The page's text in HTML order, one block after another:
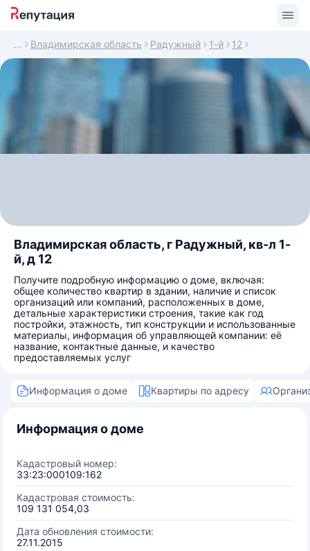
Владимирская область Радужный 1-й 12
Владимирская область, г Радужный, кв-л 1-
й, д 12
Получите подробную информацию о доме, включая:
общее количество квартир в здании, наличие и список
организаций или компаний, расположенных в доме,
детальные характеристики строения, такие как год
постройки, этажность, тип конструкции и использованные
материалы, информация об управляющей компании: её
название, контактные данные, и качество
предоставляемых услуг
Информация о доме Квартиры по адресу
Информация о доме
Кадастровый номер:
33:23:000109:162
Кадастровая стоимость:
109 131 054,03
Дата обновления стоимости:
27.11.2015